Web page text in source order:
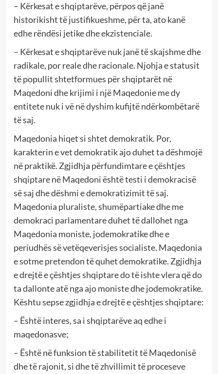
– Kërkesat e shqiptarëve, përpos që janë
historikisht të justifikueshme, për ta, ato kanë
edhe rëndësi jetike dhe ekzistenciale.
– Kërkesat e shqiptarëve nuk janë të skajshme dhe
radikale, por reale dhe racionale. Njohja e statusit
të popullit shtetformues për shqiptarët në
Maqedoni dhe krijimi i një Maqedonie me dy
entitete nuk i vë në dyshim kufijtë ndërkombëtarë
të saj.
Maqedonia hiqet si shtet demokratik. Por,
karakterin e vet demokratik ajo duhet ta dëshmojë
në praktikë. Zgjidhja përfundimtare e çështjes
shqiptare në Maqedoni është testi i demokracisë
së saj dhe dëshmi e demokratizimit të saj.
Maqedonia pluraliste, shumëpartiake dhe me
demokraci parlamentare duhet të dallohet nga
Maqedonia moniste, jodemokratike dhe e
periudhës së vetëqeverisjes socialiste. Maqedonia
e sotme pretendon të quhet demokratike. Zgjidhja
e drejtë e çështjes shqiptare do të ishte vlera që do
ta dallonte atë nga ajo moniste dhe jodemokratike.
Kështu sepse zgjidhja e drejtë e çështjes shqiptare:
– Është interes, sa i shqiptarëve aq edhe i
maqedonasve;
– Është në funksion të stabilitetit të Maqedonisë
dhe të rajonit, si dhe të zhvillimit të proceseve